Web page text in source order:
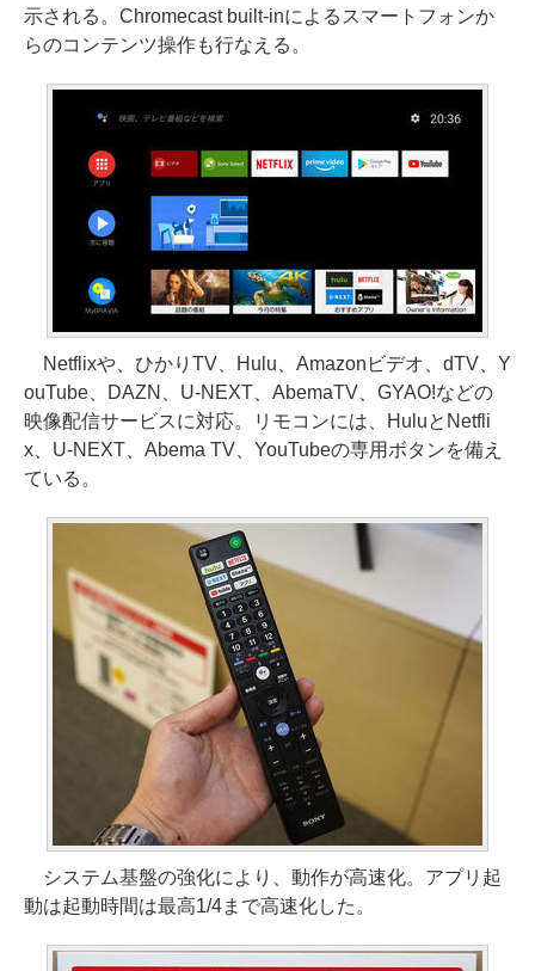
示される。Chromecast built-inによるスマートフォンか
らのコンテンツ操作も行なえる。
Netflixや、ひかりTV、Hulu、Amazonビデオ、dTV、Y
ouTube、DAZN、U-NEXT、AbemaTV、GYAO!などの
映像配信サービスに対応。リモコンには、HuluとNetfli
x、U-NEXT、Abema TV、YouTubeの専用ボタンを備え
ている。
システム基盤の強化により、動作が高速化。アプリ起
動は起動時間は最高1/4まで高速化した。